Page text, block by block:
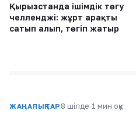
Қырғызстанда ішімдік төгу
челленджі: жұрт арақты
сатып алып, төгіп жатыр
ЖАҢАЛЫҚТАР 8 шілде·1 мин оқу